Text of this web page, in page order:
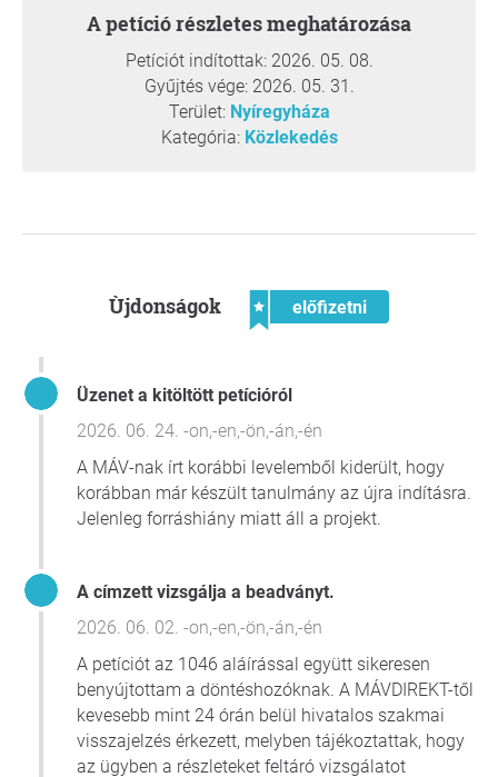
felélesztését kérjük.
Környezetbarát közlekedés: A kisvasút fejlesztése
illeszkedik a modern, zöld városi koncepciókba,
csökkentve a Sóstóra nehezedő gépjárműforgalmat
és a környezeti terhelést.
„Van működő példa: A Kecskeméti Kisvasút
hogy a kisvasút képes közösséget kovácsolni és új
turisztikai dimenziót nyitni a térségnek. Ha
fejlődő turisztikai központja – nem maradhat le!
Sóstó és a Nyírvidéki Kisvasút sorsa most közös: a
befektetés.
Mit kérünk a döntéshozóktól?
fejlesztését emelje be a város stratégiai turisztikai
és közlekedési terveibe, és ne csak kiegészítő
buszjáratokban gondolkodjon.
A MÁV Zrt.-től:Hogy vizsgálja felül a pálya
műszaki állapotát, és a kormányzati kisvasút-
fejlesztési programok keretében biztosítsa a 8 km-
es szakasz felújítását és a járműpark kiállítását.
A petíció részletes meghatározása
Petíciót indítottak: 2026. 05. 08.
Gyűjtés vége: 2026. 05. 31.
Terület: Nyíregyháza
Kategória: Közlekedés
Ùjdonságok előfizetni
Üzenet a kitöltött petícióról
2026. 06. 24. -on,-en,-ön,-án,-én
A MÁV-nak írt korábbi levelemből kiderült, hogy
korábban már készült tanulmány az újra indításra.
Jelenleg forráshiány miatt áll a projekt.
A címzett vizsgálja a beadványt.
2026. 06. 02. -on,-en,-ön,-án,-én
A petíciót az 1046 aláírással együtt sikeresen
benyújtottam a döntéshozóknak. A MÁVDIREKT-től
kevesebb mint 24 órán belül hivatalos szakmai
visszajelzés érkezett, melyben tájékoztattak, hogy
az ügyben a részleteket feltáró vizsgálatot